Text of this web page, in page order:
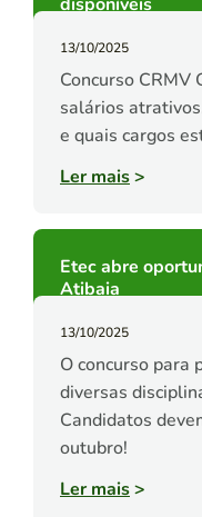
13/10/2025
Concurso CRMV
salários
e quais cargos
Ler mais>
Etec abre
Atibaia
13/10/2025
O concurso para
diversas
Candidatos
outubro!
Ler mais>